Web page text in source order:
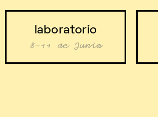
laboratorio
8-11 de Junio